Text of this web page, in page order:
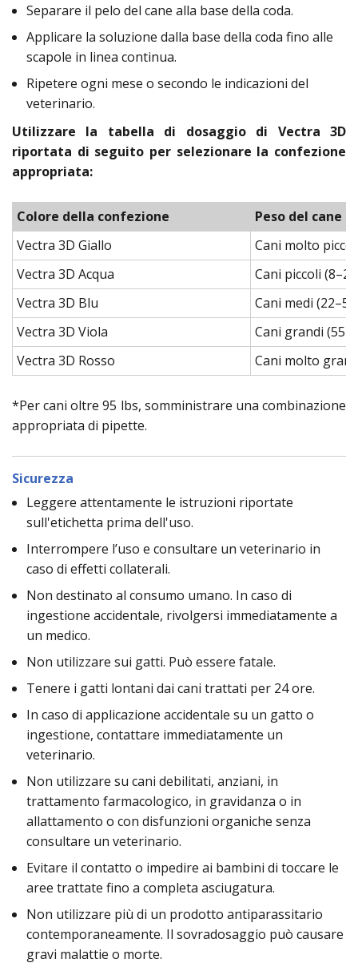
Separare il pelo del cane alla base della coda.
Applicare la soluzione dalla base della coda fino alle
scapole in linea continua.
Ripetere ogni mese o secondo le indicazioni del
veterinario.
Utilizzare la tabella di dosaggio di Vectra 3D
riportata di seguito per selezionare la confezione
appropriata:
Colore della confezione
Peso del cane
Vectra 3D Giallo
Cani molto
Vectra 3D Acqua
Cani piccoli
Vectra 3D Blu
Cani medi
Vectra 3D Viola
Cani grandi
Vectra 3D Rosso
Cani molto
*Per cani oltre 95 lbs, somministrare una combinazione
appropriata di pipette.
Sicurezza
Leggere attentamente le istruzioni riportate
sull'etichetta prima dell'uso.
Interrompere l’uso e consultare un veterinario in
caso di effetti collaterali.
Non destinato al consumo umano. In caso di
ingestione accidentale, rivolgersi immediatamente a
un medico.
Non utilizzare sui gatti. Può essere fatale.
Tenere i gatti lontani dai cani trattati per 24 ore.
In caso di applicazione accidentale su un gatto o
ingestione, contattare immediatamente un
veterinario.
Non utilizzare su cani debilitati, anziani, in
trattamento farmacologico, in gravidanza o in
allattamento o con disfunzioni organiche senza
consultare un veterinario.
Evitare il contatto o impedire ai bambini di toccare le
aree trattate fino a completa asciugatura.
Non utilizzare più di un prodotto antiparassitario
contemporaneamente. Il sovradosaggio può causare
gravi malattie o morte.